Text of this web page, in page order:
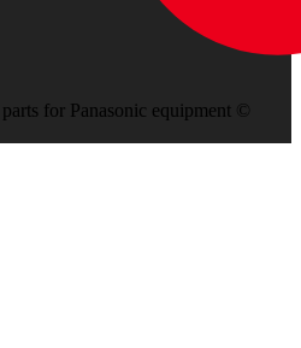
for Panasonic equipment ©